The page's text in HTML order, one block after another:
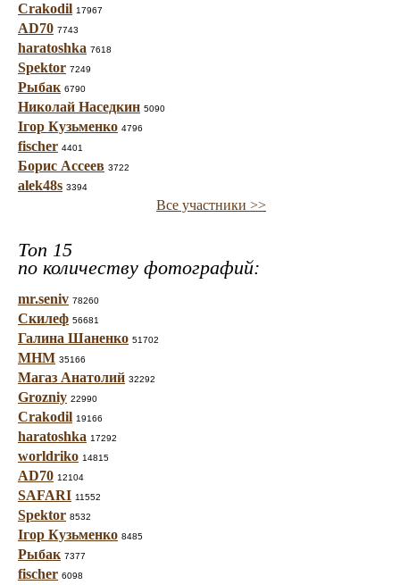
Crakodil 17967
AD70 7743
haratoshka 7618
Spektor 7249
Рыбак 6790
Николай Наседкин 5090
Ігор Кузьменко 4796
fischer 4401
Борис Ассеев 3722
alek48s 3394
Все участники >>
Топ 15
по количеству фотографий:
mr.seniv 78260
Скилеф 56681
Галина Шаненко 51702
МНМ 35166
Магаз Анатолий 32292
Grozniy 22990
Crakodil 19166
haratoshka 17292
worldriko 14815
AD70 12104
SAFARI 11552
Spektor 8532
Ігор Кузьменко 8485
Рыбак 7377
fischer 6098